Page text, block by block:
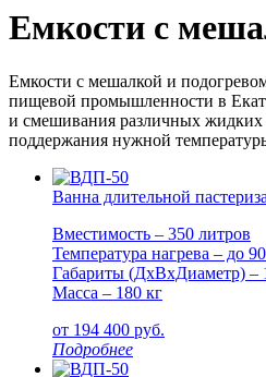
Емкости с
Емкости с мешалкой и
пищевой промышленности в
и смешивания различных жидких
поддержания нужной
Ванна длительной
Вместимость – 350 литров
Температура нагрева – до
Габариты (ДxВxДиаметр) –
Масса – 180 кг
от 194 400 руб.
Подробнее